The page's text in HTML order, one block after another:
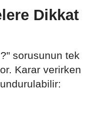
Dikkat
sorusunun tek
Karar verirken